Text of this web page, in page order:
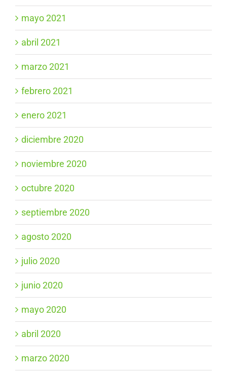
mayo 2021
abril 2021
marzo 2021
febrero 2021
enero 2021
diciembre 2020
noviembre 2020
octubre 2020
septiembre 2020
agosto 2020
julio 2020
junio 2020
mayo 2020
abril 2020
marzo 2020